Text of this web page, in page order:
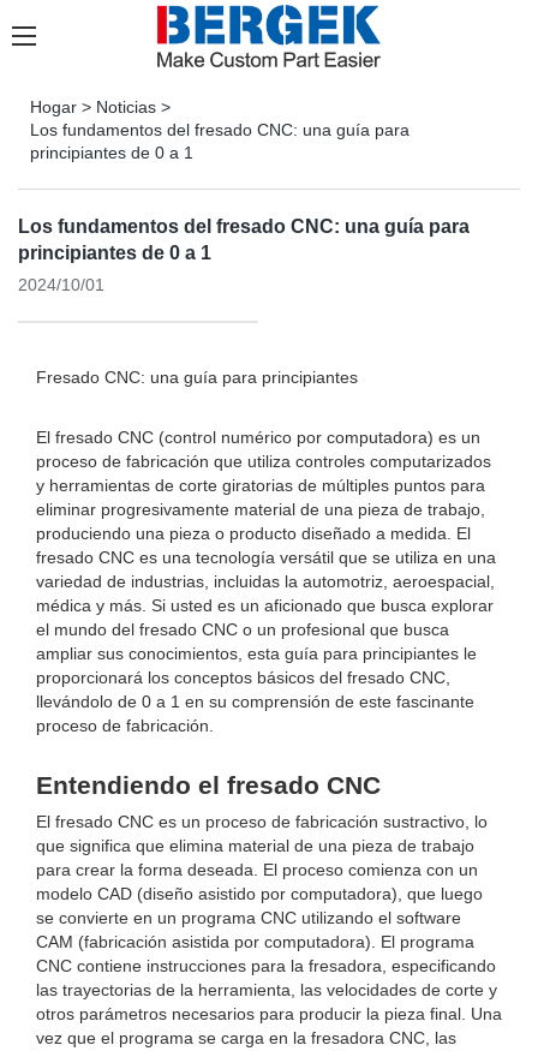
Hogar > Noticias >
Los fundamentos del fresado CNC: una guía para
principiantes de 0 a 1
Los fundamentos del fresado CNC: una guía para
principiantes de 0 a 1
2024/10/01
Fresado CNC: una guía para principiantes
El fresado CNC (control numérico por computadora) es un
proceso de fabricación que utiliza controles computarizados
y herramientas de corte giratorias de múltiples puntos para
eliminar progresivamente material de una pieza de trabajo,
produciendo una pieza o producto diseñado a medida. El
fresado CNC es una tecnología versátil que se utiliza en una
variedad de industrias, incluidas la automotriz, aeroespacial,
médica y más. Si usted es un aficionado que busca explorar
el mundo del fresado CNC o un profesional que busca
ampliar sus conocimientos, esta guía para principiantes le
proporcionará los conceptos básicos del fresado CNC,
llevándolo de 0 a 1 en su comprensión de este fascinante
proceso de fabricación.
Entendiendo el fresado CNC
El fresado CNC es un proceso de fabricación sustractivo, lo
que significa que elimina material de una pieza de trabajo
para crear la forma deseada. El proceso comienza con un
modelo CAD (diseño asistido por computadora), que luego
se convierte en un programa CNC utilizando el software
CAM (fabricación asistida por computadora). El programa
CNC contiene instrucciones para la fresadora, especificando
las trayectorias de la herramienta, las velocidades de corte y
otros parámetros necesarios para producir la pieza final. Una
vez que el programa se carga en la fresadora CNC, las